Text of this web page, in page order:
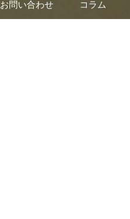
お問い合わせ コラム